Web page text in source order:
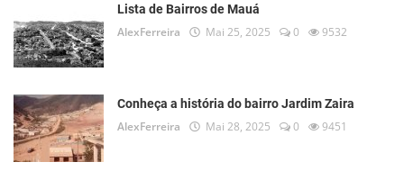
Lista de Bairros de Mauá
AlexFerreira Mai 25, 2025 0 9532
Conheça a história do bairro Jardim Zaira
AlexFerreira Mai 28, 2025 0 9451